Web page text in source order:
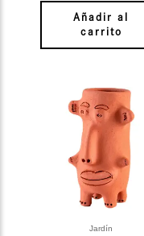
Añadir al
carrito
Jardín